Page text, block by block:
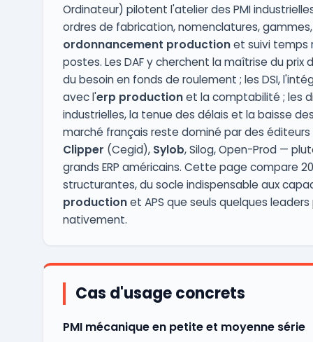
Ordinateur) pilotent l'atelier des PMI
ordres de fabrication, nomenclatures, gammes,
ordonnancement productionet suivi temps
postes. Les DAF y cherchent la maîtrise du prix
du besoin en fonds de roulement ; les DSI,
avec l'erp productionet la comptabilité ; les
industrielles, la tenue des délais et la baisse
marché français reste dominé par des
Clipper (Cegid), Sylob, Silog, Open-Prod —
grands ERP américains. Cette page compare
structurantes, du socle indispensable aux
productionet APS que seuls quelques
nativement.
Cas d'usage concrets
PMI mécanique en petite et moyenne série